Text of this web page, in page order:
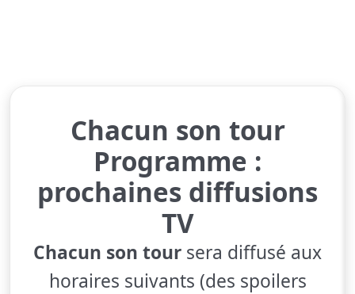
Chacun son tour
Programme :
prochaines diffusions
TV
Chacun son tour sera diffusé aux
horaires suivants (des spoilers